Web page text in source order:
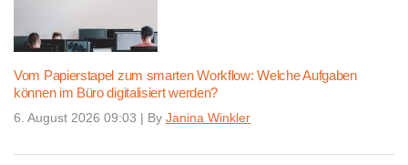
Vom Papierstapel zum smarten Workflow: Welche Aufgaben
können im Büro digitalisiert werden?
6. August 2026 09:03 | By Janina Winkler